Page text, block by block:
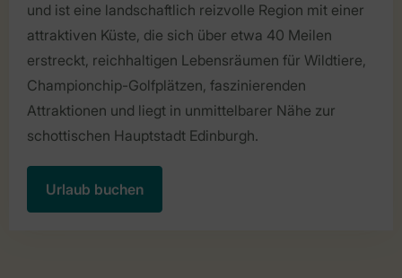
und ist eine landschaftlich reizvolle Region mit einer
attraktiven Küste, die sich über etwa 40 Meilen
erstreckt, reichhaltigen Lebensräumen für Wildtiere,
Championchip-Golfplätzen, faszinierenden
Attraktionen und liegt in unmittelbarer Nähe zur
schottischen Hauptstadt Edinburgh.
Urlaub buchen